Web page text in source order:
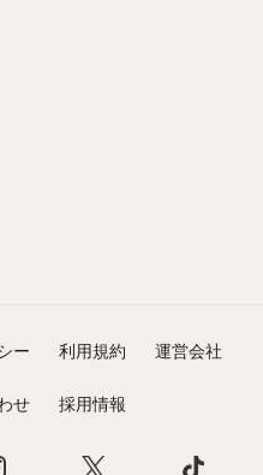
ー 利用規約 運営会社
せ 採用情報